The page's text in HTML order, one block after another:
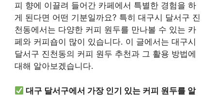
피 향에 이끌려 들어간 카페에서 특별한 경험을 하
게 된다면 어떤 기분일까요? 특히 대구시 달서구 진
천동에서는 다양한 커피 원두를 만나볼 수 있는 카
페와 커피숍이 많이 있습니다. 이 글에서는 대구시
달서구 진천동의 커피 원두 추천과 그 활용 방법에
대해 알아보겠습니다.
대구 달서구에서 가장 인기 있는 커피 원두를 알